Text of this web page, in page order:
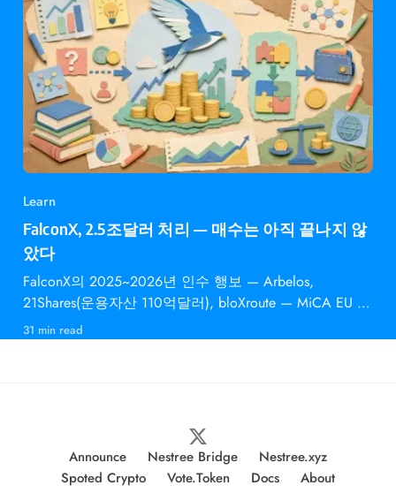
Learn
FalconX, 2.5조달러 처리 — 매수는 아직 끝나지 않
았다
FalconX의 2025~2026년 인수 행보 — Arbelos,
21Shares(운용자산 110억달러), bloXroute — MiCA EU 승
인과 의미
31 min read
Announce Nestree Bridge
Nestree.xyz
Spoted Crypto
Vote.Token Docs About